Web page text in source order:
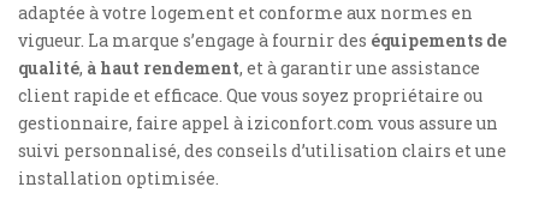
adaptée à votre logement et conforme aux normes en
vigueur. La marque s’engage à fournir des équipements de
qualité, à haut rendement, et à garantir une assistance
client rapide et efficace. Que vous soyez propriétaire ou
gestionnaire, faire appel à iziconfort.com vous assure un
suivi personnalisé, des conseils d’utilisation clairs et une
installation optimisée.